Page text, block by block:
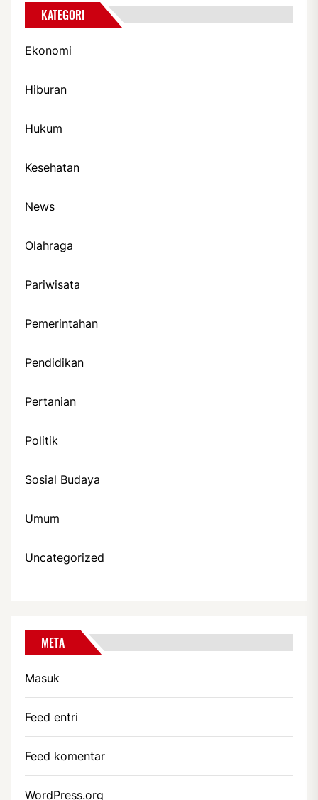
KATEGORI
Ekonomi
Hiburan
Hukum
Kesehatan
News
Olahraga
Pariwisata
Pemerintahan
Pendidikan
Pertanian
Politik
Sosial Budaya
Umum
Uncategorized
META
Masuk
Feed entri
Feed komentar
WordPress.org